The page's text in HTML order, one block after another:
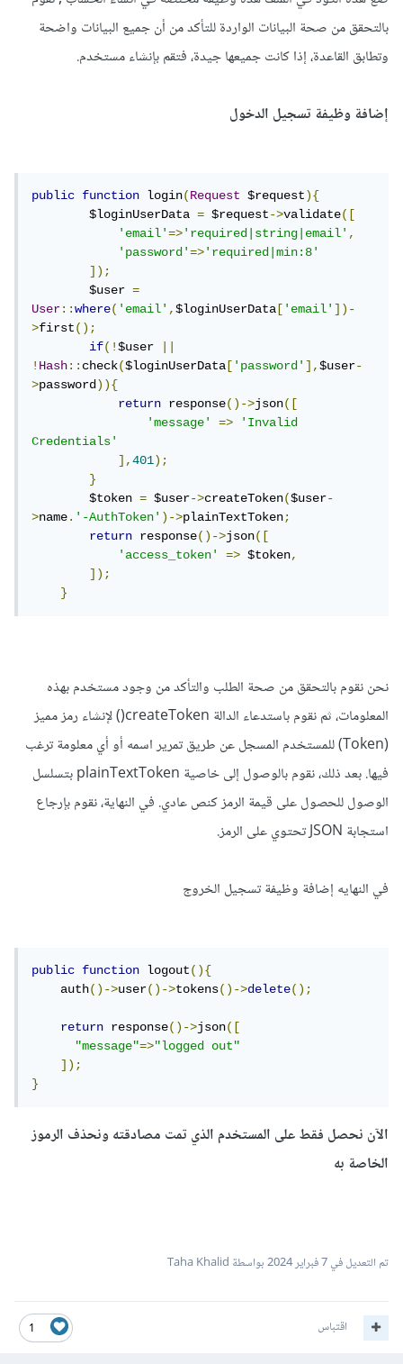
بالتحقق من صحة البيانات الواردة للتأكد من أن جميع البيانات واضحة
وتطابق القاعدة، إذا كانت جميعها جيدة، فتقم بإنشاء مستخدم.
إضافة وظيفة تسجيل الدخول
public function login(Request $request){
        $loginUserData
= $request->validate([
'email'=>'required|string|email',
'password'=>'required|min:8'
]);
        $user
=
User::where('email',$loginUserData ['email'])-
>first();
if(!$user
!Hash::check($loginUserData ['password'],$user-
>password)){
return response()->json([
'message'
=>
'Invalid
Credentials'
],401);
}
        $token
= $user->createToken($user-
>name.'-AuthToken')->plainTextToken;
return response()->json([
'access_token'
=> $token,
]);
}
نحن نقوم بالتحقق من صحة الطلب والتأكد من وجود مستخدم بهذه
المعلومات، ثم نقوم باستدعاء الدالة createToken() لإنشاء رمز مميز
(Token) للمستخدم المسجل عن طريق تمرير اسمه أو أي معلومة ترغب
فيها. بعد ذلك، نقوم بالوصول إلى خاصية plainTextToken بتسلسل
الوصول للحصول على قيمة الرمز كنص عادي. في النهاية، نقوم بإرجاع
استجابة JSON تحتوي على الرمز.
في النهايه إضافة وظيفة تسجيل الخروج
public function logout(){
    auth
()->user()->tokens()->delete();
return response()->json([
"message"=>"logged out"
]);
}
الآن نحصل فقط على المستخدم الذي تمت مصادقته ونحذف الرموز
الخاصة به
تم التعديل في7 فبراير 2024 بواسطة Taha Khalid
1 اقتباس